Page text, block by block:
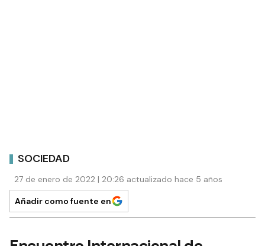
SOCIEDAD
27 de enero de 2022 | 20:26 actualizado hace 5 años
Añadir como fuente en